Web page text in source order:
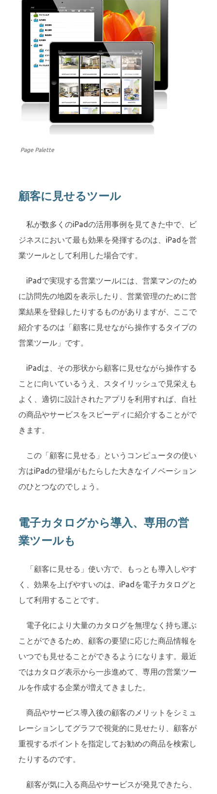
Page Palette
顧客に見せるツール
私が数多くのiPadの活用事例を見てきた中で、ビ
ジネスにおいて最も効果を発揮するのは、iPadを営
業ツールとして利用した場合です。
iPadで実現する営業ツールには、営業マンのため
に訪問先の地図を表示したり、営業管理のために営
業結果を登録したりするものがありますが、ここで
紹介するのは「顧客に見せながら操作するタイプの
営業ツール」です。
iPadは、その形状から顧客に見せながら操作する
ことに向いているうえ、スタイリッシュで見栄えも
よく、適切に設計されたアプリを利用すれば、自社
の商品やサービスをスピーディに紹介することがで
きます。
この「顧客に見せる」というコンピュータの使い
方はiPadの登場がもたらした大きなイノベーション
のひとつなのでしょう。
電子カタログから導入、専用の営
業ツールも
「顧客に見せる」使い方で、もっとも導入しやす
く、効果を上げやすいのは、iPadを電子カタログと
して利用することです。
電子化により大量のカタログを無理なく持ち運ぶ
ことができるため、顧客の要望に応じた商品情報を
いつでも見せることができるようになります。最近
ではカタログ表示から一歩進めて、専用の営業ツー
ルを作成する企業が増えてきました。
商品やサービス導入後の顧客のメリットをシミュ
レーションしてグラフで視覚的に見せたり、顧客が
重視するポイントを指定してお勧めの商品を検索し
たりするのです。
顧客が気に入る商品やサービスが発見できたら、